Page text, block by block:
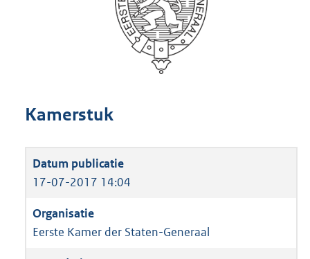
Kamerstuk
17-07-2017 14:04
Eerste Kamer der Staten-Generaal